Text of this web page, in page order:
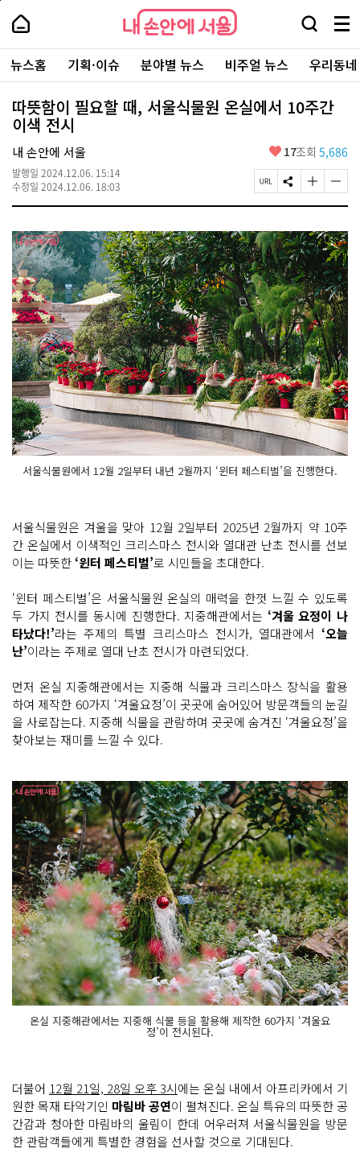
본
로
가
내
손
안
에
서
울
-
서
울
시
대
표
소
통
포
내
손
에
울
검
창
열
기
메
뉴
전
체
보
주
요
서
뉴스홈 기획·이슈 분야별 뉴스 비주얼 뉴스 우리동
따뜻함이 필요할 때, 서울식물원 온실에서 10주간
이색 전시
내 손안에 서울
발행일 2024.12.06. 15:14
수정일 2024.12.06. 18:03
좋
요
17조회 5,686
페
이
U
R
L
복
사
S
N
공
유
하
기
글
자
기
크
게
변
경
하
기
글
자
기
작
게
변
경
하
기
서울식물원에서 12월 2일부터 내년 2월까지 ‘윈터 페스티벌’을 진행한다.
서울식물원은 겨울을 맞아 12월 2일부터 2025년 2월까지 약 10주
간 온실에서 이색적인 크리스마스 전시와 열대관 난초 전시를 선보
이는 따뜻한 ‘윈터 페스티벌’로 시민들을 초대한다.
‘윈터 페스티벌’은 서울식물원 온실의 매력을 한껏 느낄 수 있도록
두 가지 전시를 동시에 진행한다. 지중해관에서는 ‘겨울 요정이 나
타났다!’라는 주제의 특별 크리스마스 전시가, 열대관에서 ‘오늘
난’이라는 주제로 열대 난초 전시가 마련되었다.
먼저 온실 지중해관에서는 지중해 식물과 크리스마스 장식을 활용
하여 제작한 60가지 ‘겨울요정’이 곳곳에 숨어있어 방문객들의 눈길
을 사로잡는다. 지중해 식물을 관람하며 곳곳에 숨겨진 ‘겨울요정’을
찾아보는 재미를 느낄 수 있다.
온실 지중해관에서는 지중해 식물 등을 활용해 제작한 60가지 ‘겨울요
정’이 전시된다.
더불어 12월 21일, 28일 오후 3시에는 온실 내에서 아프리카에서 기
원한 목재 타악기인 마림바 공연이 펼쳐진다. 온실 특유의 따뜻한 공
간감과 청아한 마림바의 울림이 한데 어우러져 서울식물원을 방문
한 관람객들에게 특별한 경험을 선사할 것으로 기대된다.
페
상
단
로